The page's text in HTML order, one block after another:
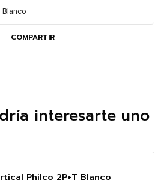
Blanco
COMPARTIR
interesarte uno
Philco 2P+T Blanco